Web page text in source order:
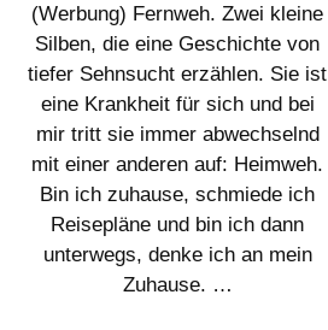
(Werbung) Fernweh. Zwei kleine
Silben, die eine Geschichte von
tiefer Sehnsucht erzählen. Sie ist
eine Krankheit für sich und bei
mir tritt sie immer abwechselnd
mit einer anderen auf: Heimweh.
Bin ich zuhause, schmiede ich
Reisepläne und bin ich dann
unterwegs, denke ich an mein
Zuhause. …